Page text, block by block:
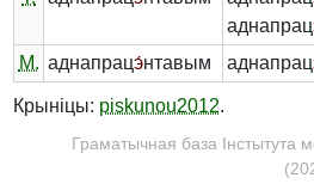
аднапрац
М. аднапрацэ́нтавым аднапрац
Крыніцы: piskunou2012.
Граматычная база Інстытута